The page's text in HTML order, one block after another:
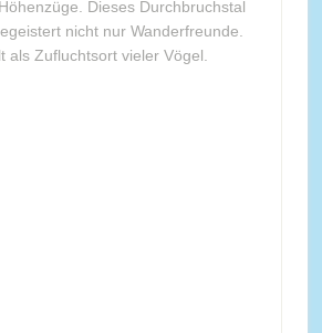
Dieses Durchbruchstal
nicht nur Wanderfreunde.
als Zufluchtsort vieler Vögel.